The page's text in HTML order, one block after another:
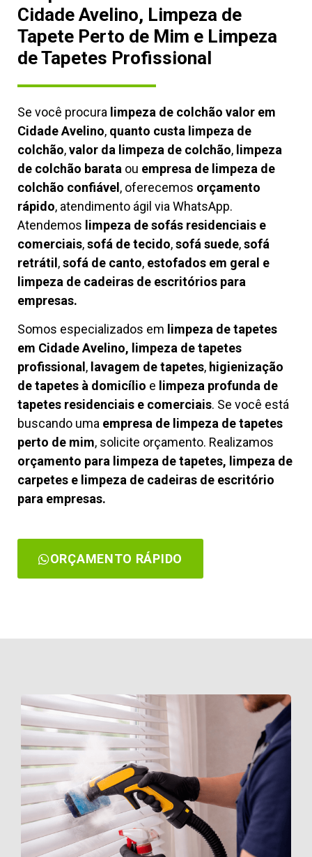
Cidade Avelino, Limpeza de
Tapete Perto de Mim e Limpeza
de Tapetes Profissional
Se você procura limpeza de colchão valor em
Cidade Avelino, quanto custa limpeza de
colchão,valor da limpeza de colchão, limpeza
de colchão barata ou empresa de limpeza de
colchão confiável, oferecemos orçamento
rápido, atendimento ágil via WhatsApp.
Atendemos limpeza desofás residenciais e
comerciais,sofá de tecido,sofá suede,sofá
retrátil,sofá de canto, estofados em geral e
limpeza de cadeiras de escritórios para
empresas.
Somos especializados em limpeza de tapetes
em Cidade Avelino, limpeza de tapetes
profissional , lavagem de tapetes, higienização
de tapetes à domicílio e limpeza profunda de
tapetes residenciais e comerciais. Se você está
buscando uma empresa de limpeza de tapetes
perto de mim, solicite orçamento. Realizamos
orçamento para limpeza de tapetes, limpeza de
carpetes e limpeza de cadeiras de escritório
para empresas.
ORÇAMENTO RÁPIDO